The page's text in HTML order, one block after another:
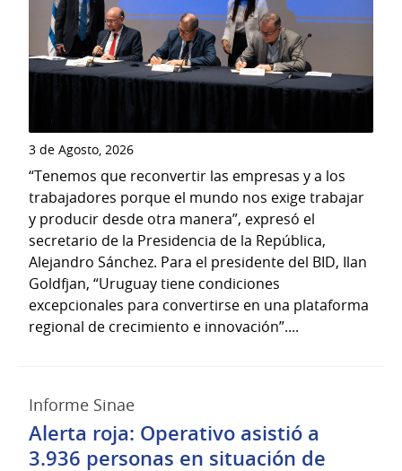
3 de Agosto, 2026
“Tenemos que reconvertir las empresas y a los
trabajadores porque el mundo nos exige trabajar
y producir desde otra manera”, expresó el
secretario de la Presidencia de la República,
Alejandro Sánchez. Para el presidente del BID, Ilan
Goldfjan, “Uruguay tiene condiciones
excepcionales para convertirse en una plataforma
regional de crecimiento e innovación”....
Informe Sinae
Alerta roja: Operativo asistió a
3.936 personas en situación de